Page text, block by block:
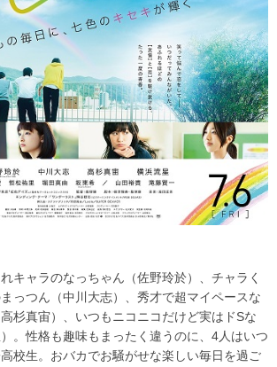
キャラのなっちゃん（佐野玲於）、チャラく
っつん（中川大志）、秀才で超マイペースな
杉真宙）、いつもニコニコだけど実はドSな
。性格も趣味もまったく違うのに、 4人はいつ
校生。おバカでお騒がせな楽しい毎日を過ご